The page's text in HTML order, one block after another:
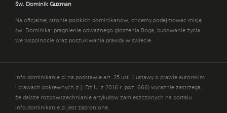
Św. Dominik Guzman
Na oficjalnej stronie polskich dominikanów, chcemy podejmować misję
św. Dominika: pragnienie odważnego głoszenia Boga, budowanie życia
we wspólnocie oraz poszukiwania prawdy w świecie.
Info.dominikanie.pl na podstawie art. 25 ust. 1 ustawy o prawie autorskim
i prawach pokrewnych (t.j. Dz.U. z 2016 r. poz. 666) wyraźnie zastrzega,
że dalsze rozpowszechnianie artykułów zamieszczonych na portalu
info.dominikanie.pl jest zabronione.